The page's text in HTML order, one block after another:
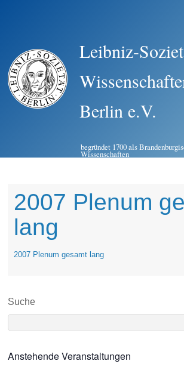
Leibniz-
Berlin e.V.
begründet 1700 als
Wissenschaften
2007 Plenum
lang
2007 Plenum gesamt lang
Suche
Anstehende Veranstaltungen